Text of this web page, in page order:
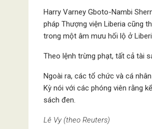
Harry Varney Gboto-Nambi
pháp Thượng viện Liberia cũng
trong một âm mưu hối lộ ở
Theo lệnh trừng phạt, tất cả tài
Ngoài ra, các tổ chức và cá
Kỳ nói với các phóng viên rằng
sách đen.
Lê Vy (theo Reuters)